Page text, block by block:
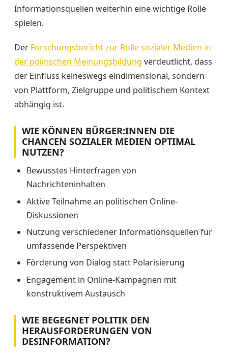
Informationsquellen weiterhin eine wichtige Rolle
spielen.
Der Forschungsbericht zur Rolle sozialer Medien in
der politischen Meinungsbildung verdeutlicht, dass
der Einfluss keineswegs eindimensional, sondern
von Plattform, Zielgruppe und politischem Kontext
abhängig ist.
WIE KÖNNEN BÜRGER:INNEN DIE
CHANCEN SOZIALER MEDIEN OPTIMAL
NUTZEN?
Bewusstes Hinterfragen von
Nachrichteninhalten
Aktive Teilnahme an politischen Online-
Diskussionen
Nutzung verschiedener Informationsquellen für
umfassende Perspektiven
Förderung von Dialog statt Polarisierung
Engagement in Online-Kampagnen mit
konstruktivem Austausch
WIE BEGEGNET POLITIK DEN
HERAUSFORDERUNGEN VON
DESINFORMATION?